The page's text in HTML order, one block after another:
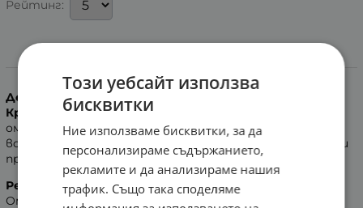
Рейтинг:
Действие
Крем - вазелинът Биле-VА
омекотяващ слой върху сухите и наранени ръце,
вследствие продължителния контакт с почистващи
препарати или излагането на студ.
Резултати:
Омекотява, укрепва и подхранва кожата на силно
Този уебсайт използва
бисквитки
Ние използваме бисквитки, за да
персонализираме съдържанието,
рекламите и да анализираме нашия
трафик. Също така споделяме